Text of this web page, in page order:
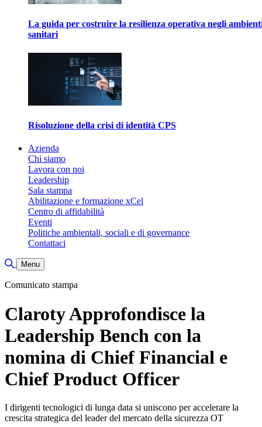
La guida per costruire la resilienza operativa negli
sanitari
Risoluzione della crisi di identità CPS
Azienda
Chi siamo
Lavora con noi
Leadership
Sala stampa
Abilitazione e formazione xCel
Centro di affidabilità
Eventi
Politiche ambientali, sociali e di governance
Contattaci
Attiva/disattiva ricerca
Menu
Comunicato stampa
Claroty Approfondisce la
Leadership Bench con la
nomina di Chief Financial e
Chief Product Officer
I dirigenti tecnologici di lunga data si uniscono per accelerare la
crescita strategica del leader del mercato della sicurezza OT